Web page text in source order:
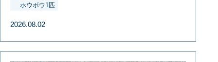
ホウボウ1匹
2026.08.02